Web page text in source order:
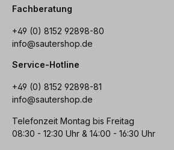
Fachberatung
+49 (0) 8152 92898-80
info@sautershop.de
Service-Hotline
+49 (0) 8152 92898-81
info@sautershop.de
Telefonzeit Montag bis Freitag
08:30 - 12:30 Uhr & 14:00 - 16:30 Uhr